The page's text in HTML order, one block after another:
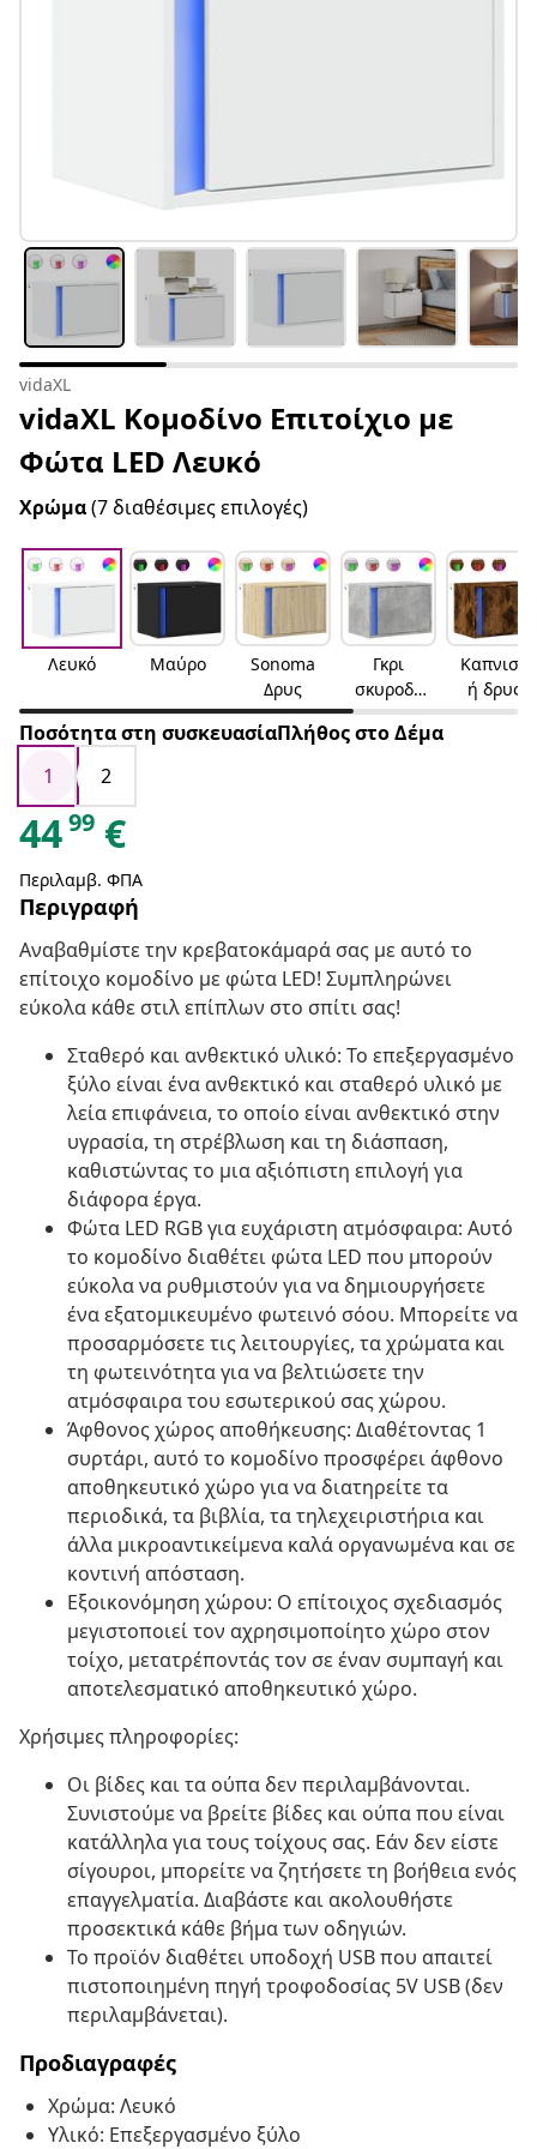
vidaXL
vidaXL Κομοδίνο Επιτοίχιο με
Φώτα LED Λευκό
Χρώμα(7 διαθέσιμες επιλογές)
Λευκό Μαύρο
Sonoma
Δρυς
Γκρι
σκυροδέ
ματος
Καπνιστ
ή δρυς
Ποσότητα στη συσκευασίαΠλήθος στο Δέμα
1
2
4499 €
Περιλαμβ. ΦΠΑ
Περιγραφή
Αναβαθμίστε την κρεβατοκάμαρά σας με αυτό το
επίτοιχο κομοδίνο με φώτα LED! Συμπληρώνει
εύκολα κάθε στιλ επίπλων στο σπίτι σας!
Σταθερό και ανθεκτικό υλικό: Το επεξεργασμένο
ξύλο είναι ένα ανθεκτικό και σταθερό υλικό με
λεία επιφάνεια, το οποίο είναι ανθεκτικό στην
υγρασία, τη στρέβλωση και τη διάσπαση,
καθιστώντας το μια αξιόπιστη επιλογή για
διάφορα έργα.
Φώτα LED RGB για ευχάριστη ατμόσφαιρα: Αυτό
το κομοδίνο διαθέτει φώτα LED που μπορούν
εύκολα να ρυθμιστούν για να δημιουργήσετε
ένα εξατομικευμένο φωτεινό σόου. Μπορείτε να
προσαρμόσετε τις λειτουργίες, τα χρώματα και
τη φωτεινότητα για να βελτιώσετε την
ατμόσφαιρα του εσωτερικού σας χώρου.
Άφθονος χώρος αποθήκευσης: Διαθέτοντας 1
συρτάρι, αυτό το κομοδίνο προσφέρει άφθονο
αποθηκευτικό χώρο για να διατηρείτε τα
περιοδικά, τα βιβλία, τα τηλεχειριστήρια και
άλλα μικροαντικείμενα καλά οργανωμένα και σε
κοντινή απόσταση.
Εξοικονόμηση χώρου: Ο επίτοιχος σχεδιασμός
μεγιστοποιεί τον αχρησιμοποίητο χώρο στον
τοίχο, μετατρέποντάς τον σε έναν συμπαγή και
αποτελεσματικό αποθηκευτικό χώρο.
Χρήσιμες πληροφορίες:
Οι βίδες και τα ούπα δεν περιλαμβάνονται.
Συνιστούμε να βρείτε βίδες και ούπα που είναι
κατάλληλα για τους τοίχους σας. Εάν δεν είστε
σίγουροι, μπορείτε να ζητήσετε τη βοήθεια ενός
επαγγελματία. Διαβάστε και ακολουθήστε
προσεκτικά κάθε βήμα των οδηγιών.
Το προϊόν διαθέτει υποδοχή USB που απαιτεί
πιστοποιημένη πηγή τροφοδοσίας 5V USB (δεν
περιλαμβάνεται).
Προδιαγραφές
Χρώμα: Λευκό
Υλικό: Επεξεργασμένο ξύλο